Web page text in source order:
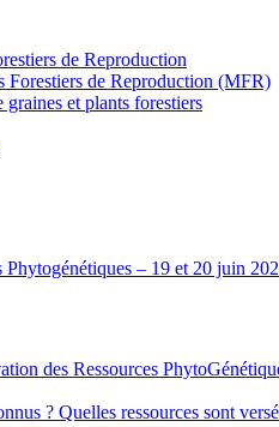
de Reproduction
Forestiers de Reproduction (MFR)
graines et plants forestiers
Phytogénétiques – 19 et 20 juin
des Ressources
? Quelles ressources sont